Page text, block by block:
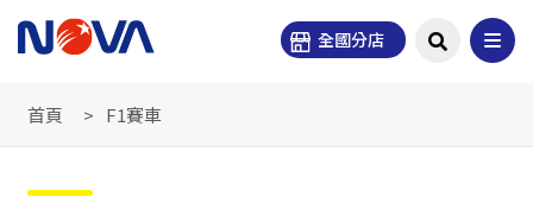
全國分店
首頁 F1賽車